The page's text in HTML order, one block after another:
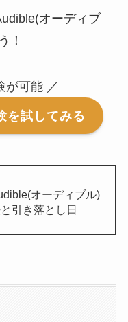
オーディブ
！
が可能 ／
を試してみる
オーディブル)
引き落とし日